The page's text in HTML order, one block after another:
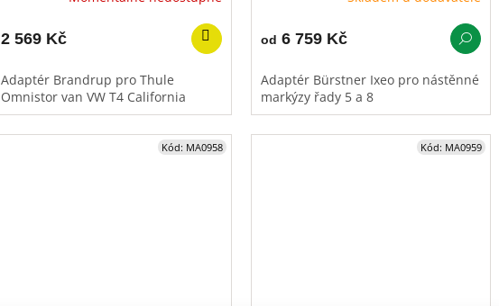
2 569 Kč
Adaptér Brandrup pro Thule
Omnistor van VW T4 California
od 6 759 Kč
Adaptér Bürstner Ixeo pro nástěnné
markýzy řady 5 a 8
Kód: MA0958 Kód: MA0959